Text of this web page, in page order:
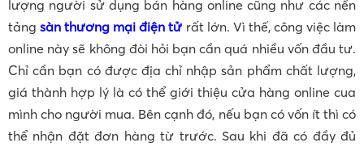
lượng người sử dụng bán hàng online cũng như các nền
tảngsàn thương mại điện tử rất lớn. Vì thế, công việc làm
online này sẽ không đòi hỏi bạn cần quá nhiều vốn đầu tư.
Chỉ cần bạn có được địa chỉ nhập sản phẩm chất lượng,
giá thành hợp lý là có thể giới thiệu cửa hàng online cua
mình cho người mua. Bên cạnh đó, nếu bạn có vốn ít thì có
thể nhận đặt đơn hàng từ trước. Sau khi đã có đầy đủ